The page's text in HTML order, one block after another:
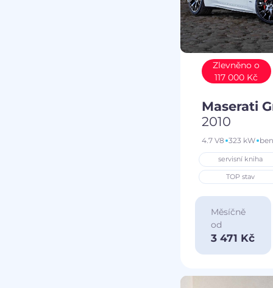
Zlevněno o
117 000 Kč
Maserati
2010
4.7 V8 323 kW
servisní kniha
TOP stav
Měsíčně
od
3 471 Kč